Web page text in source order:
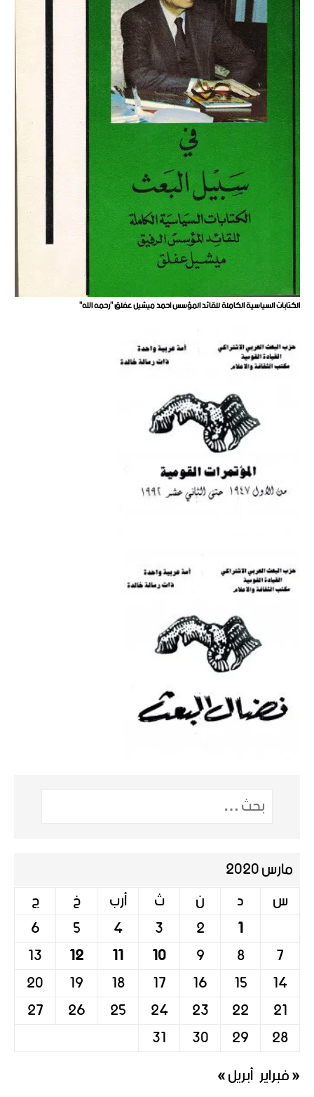
الكتابات السياسية الكاملة للقائد المؤسس احمد ميشيل عفلق "رحمه الله"
مارس 2020
س
د ن ث أرب خ ج
1
2
3
4
5
6
7
8
9
10
11
12
13
14
15
16
17
18
19
20
21
22
23
24
25
26
27
28
29
30
31
« فبرايرأبريل »